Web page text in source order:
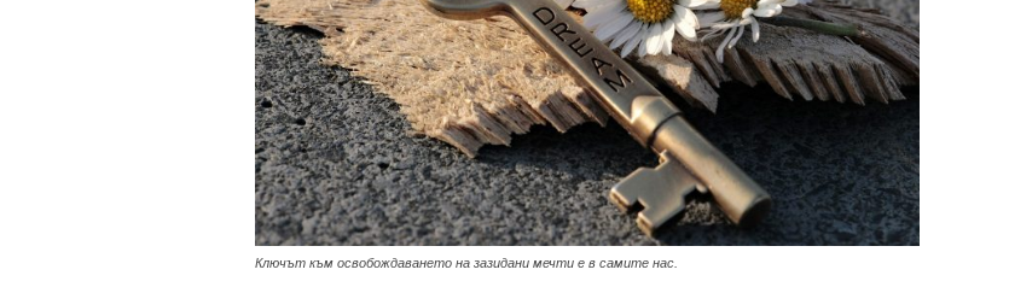
Ключът към освобождаването на зазидани мечти е в самите нас.